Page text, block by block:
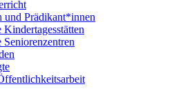
und Prädikant*innen
Kindertagesstätten
Seniorenzentren